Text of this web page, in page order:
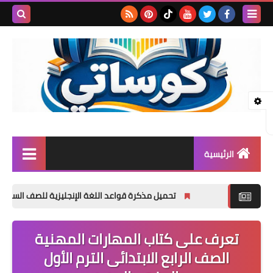
الرئيسية
المرحلة الثانوية
تأسيس حضانة
تحميل مذكرة قواعد اللغة الإنجليزية للصف السادس الابتدائي 2027 PDF مجانًا | شرح وتدريبات Grammar
تعرف على كتاب المهارات المهنية
الصف الرابع الابتدائى الترم الأول